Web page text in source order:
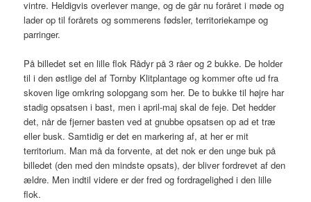
vintre. Heldigvis overlever mange, og de går nu foråret i møde og
lader op til forårets og sommerens fødsler, territoriekampe og
parringer.
På billedet set en lille flok Rådyr på 3 råer og 2 bukke. De holder
til i den østlige del af Tornby Klitplantage og kommer ofte ud fra
skoven lige omkring solopgang som her. De to bukke til højre har
stadig opsatsen i bast, men i april-maj skal de feje. Det hedder
det, når de fjerner basten ved at gnubbe opsatsen op ad et træ
eller busk. Samtidig er det en markering af, at her er mit
territorium. Man må da forvente, at det nok er den unge buk på
billedet (den med den mindste opsats), der bliver fordrevet af den
ældre. Men indtil videre er der fred og fordragelighed i den lille
flok.